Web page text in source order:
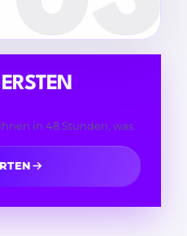
in 48 Stunden, was